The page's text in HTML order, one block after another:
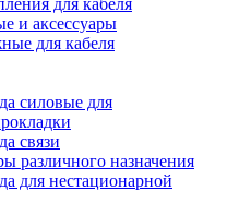
для кабеля
и аксессуары
для кабеля
силовые для
связи
различного назначения
для нестационарной